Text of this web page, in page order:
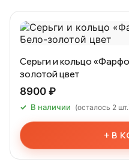
Серьги и кольцо
золотой цвет
8900 ₽
В наличии (осталось 2
+ В